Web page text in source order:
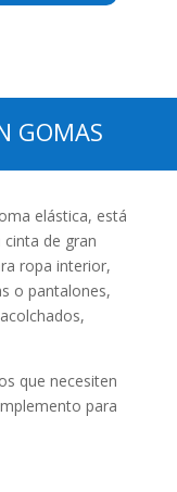
GOMAS
elástica, está
de gran
ropa interior,
o pantalones,
que necesiten
para